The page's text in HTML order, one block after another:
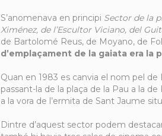
S’anomenava en principi Sector de la
Ximénez, de l’Escultor Viciano, del
de Bartolomé Reus, de Moyano, de
d’emplaçament de la gaiata era la
Quan en 1983 es canvia el nom pel
passant-la de la plaça de la Pau a la de
a la vora de l’ermita de Sant Jaume
Dintre d’aquest sector podem